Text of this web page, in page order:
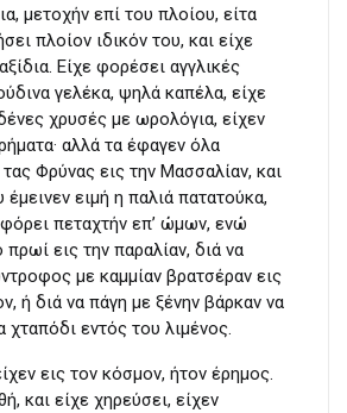
μετοχήν επί του πλοίου, είτα
πλοίον ιδικόν του, και είχε
Είχε φορέσει αγγλικές
γελέκα, ψηλά καπέλα, είχε
χρυσές με ωρολόγια, είχεν
αλλά τα έφαγεν όλα
Φρύνας εις την Μασσαλίαν, και
ειμή η παλιά πατατούκα,
πεταχτήν επ’ ώμων, ενώ
πρωί εις την παραλίαν, διά να
με καμμίαν βρατσέραν εις
ή διά να πάγη με ξένην βάρκαν να
χταπόδι εντός του λιμένος.
εις τον κόσμον, ήτον έρημος.
και είχε χηρεύσει, είχεν